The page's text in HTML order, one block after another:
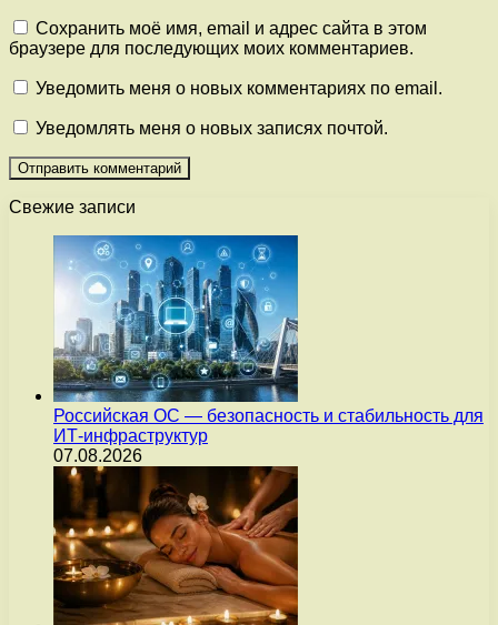
Сохранить моё имя, email и адрес сайта в этом
браузере для последующих моих комментариев.
Уведомить меня о новых комментариях по email.
Уведомлять меня о новых записях почтой.
Свежие записи
Российская ОС — безопасность и стабильность для
ИТ-инфраструктур
07.08.2026